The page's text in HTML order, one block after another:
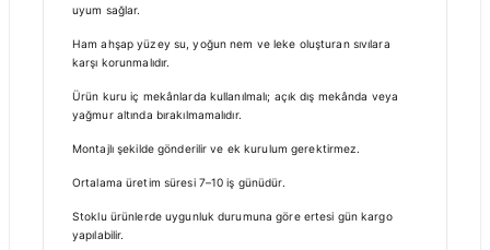
uyum sağlar.
Ham ahşap yüzey su, yoğun nem ve leke oluşturan sıvılara
karşı korunmalıdır.
Ürün kuru iç mekânlarda kullanılmalı; açık dış mekânda veya
yağmur altında bırakılmamalıdır.
Montajlı şekilde gönderilir ve ek kurulum gerektirmez.
Ortalama üretim süresi 7–10 iş günüdür.
Stoklu ürünlerde uygunluk durumuna göre ertesi gün kargo
yapılabilir.